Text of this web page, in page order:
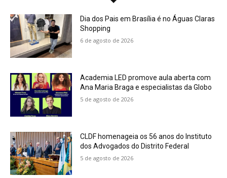
Dia dos Pais em Brasília é no Águas Claras
Shopping
6 de agosto de 2026
Academia LED promove aula aberta com
Ana Maria Braga e especialistas da Globo
5 de agosto de 2026
CLDF homenageia os 56 anos do Instituto
dos Advogados do Distrito Federal
5 de agosto de 2026